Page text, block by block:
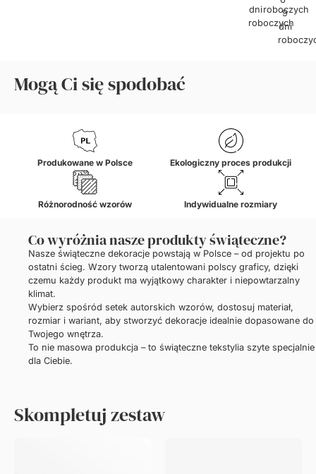
dni
roboczych
roboczych
9
dni
Mogą Ci się spodobać
Produkowane w Polsce Ekologiczny proces produkcji
Różnorodność wzorów Indywidualne rozmiary
Co wyróżnia nasze produkty świąteczne?
Nasze świąteczne dekoracje powstają w Polsce – od projektu po
ostatni ścieg. Wzory tworzą utalentowani polscy graficy, dzięki
czemu każdy produkt ma wyjątkowy charakter i niepowtarzalny
klimat.
Wybierz spośród setek autorskich wzorów, dostosuj materiał,
rozmiar i wariant, aby stworzyć dekoracje idealnie dopasowane do
Twojego wnętrza.
To nie masowa produkcja – to świąteczne tekstylia szyte specjalnie
dla Ciebie.
Skompletuj zestaw